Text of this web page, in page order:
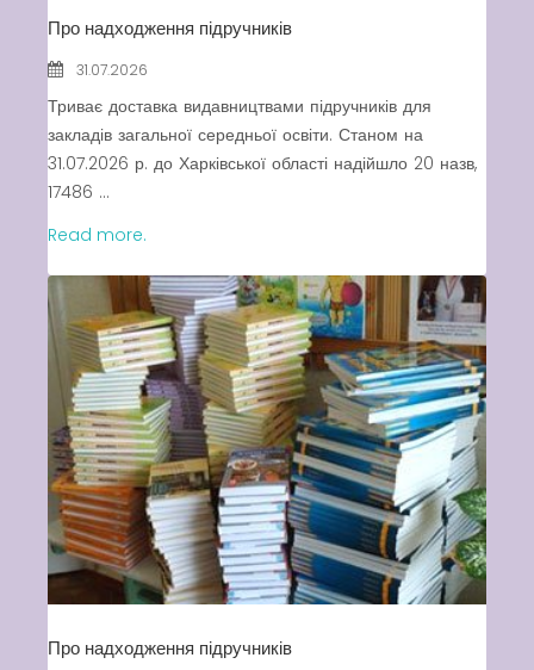
Про надходження підручників
31.07.2026
Триває доставка видавництвами підручників для
закладів загальної середньої освіти. Станом на
31.07.2026 р. до Харківської області надійшло 20 назв,
17486 ...
Read more.
Про надходження підручників